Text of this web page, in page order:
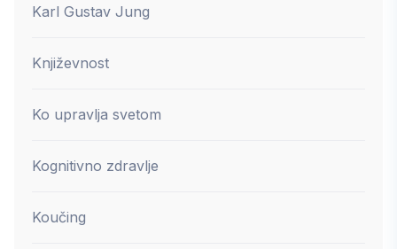
Karl Gustav Jung
Književnost
Ko upravlja svetom
Kognitivno zdravlje
Koučing